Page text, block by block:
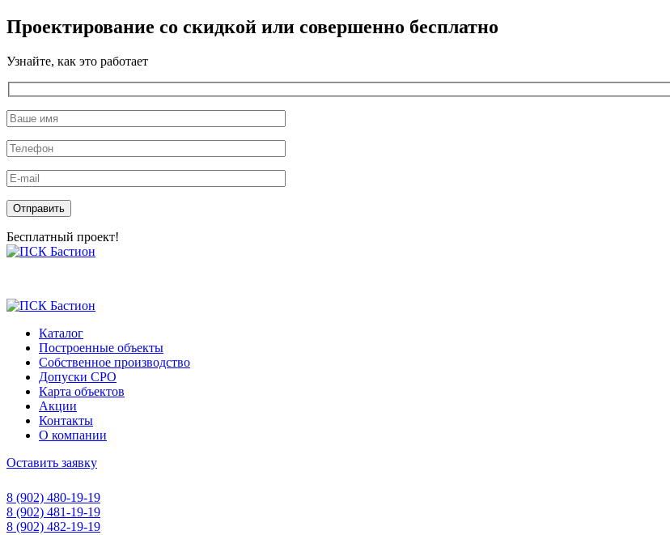
Проектирование со скидкой или совершенно бесплатно
Узнайте, как это работает
Оставьте это поле пустым.
Бесплатный проект!
Skip
Каталог
Построенные объекты
Собственное производство
Допуски СРО
Карта объектов
Акции
Контакты
О компании
Оставить заявку
8 (902) 480-19-19
8 (902) 481-19-19
8 (902) 482-19-19